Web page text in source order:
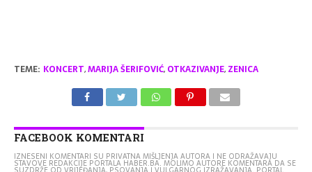
TEME: KONCERT,MARIJA ŠERIFOVIĆ, OTKAZIVANJE, ZENICA
FACEBOOK KOMENTARI
IZNESENI KOMENTARI SU PRIVATNA MIŠLJENJA AUTORA I NE ODRAŽAVAJU
STAVOVE REDAKCIJE PORTALA HABER.BA. MOLIMO AUTORE KOMENTARA DA SE